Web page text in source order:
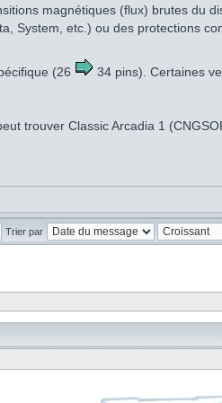
magnétiques (flux) brutes du
System, etc.) ou des protections
(26
34 pins). Certaines
trouver Classic Arcadia 1
Trier par